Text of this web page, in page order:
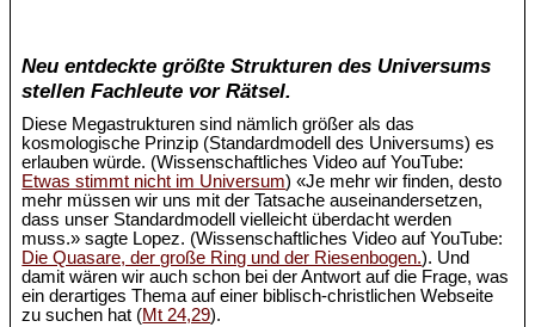
Neu entdeckte größte Strukturen des Universums
stellen Fachleute vor Rätsel.
Diese Megastrukturen sind nämlich größer als das
kosmologische Prinzip (Standardmodell des Universums) es
erlauben würde. (Wissenschaftliches Video auf YouTube:
Etwas stimmt nicht im Universum) «Je mehr wir finden, desto
mehr müssen wir uns mit der Tatsache auseinandersetzen,
dass unser Standardmodell vielleicht überdacht werden
muss.» sagte Lopez. (Wissenschaftliches Video auf YouTube:
Die Quasare, der große Ring und der Riesenbogen.). Und
damit wären wir auch schon bei der Antwort auf die Frage, was
ein derartiges Thema auf einer biblisch-christlichen Webseite
zu suchen hat (Mt 24,29).